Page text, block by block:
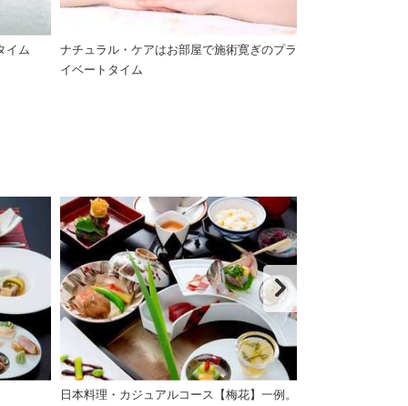
イム
ナチュラル・ケアはお部屋で施術寛ぎのプラ
イベートタイム
日本料理・カジュアルコース【梅花】一例。